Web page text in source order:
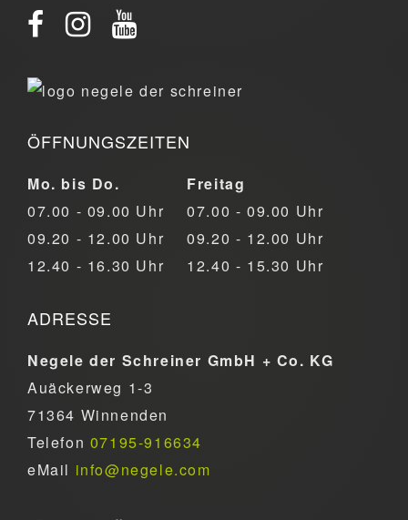
ÖFFNUNGSZEITEN
Mo. bis Do.
07.00 - 09.00 Uhr
09.20 - 12.00 Uhr
12.40 - 16.30 Uhr
Freitag
07.00 - 09.00 Uhr
09.20 - 12.00 Uhr
12.40 - 15.30 Uhr
ADRESSE
Negele der Schreiner GmbH + Co. KG
Auäckerweg 1-3
71364 Winnenden
Telefon 07195-916634
eMail info@negele.com